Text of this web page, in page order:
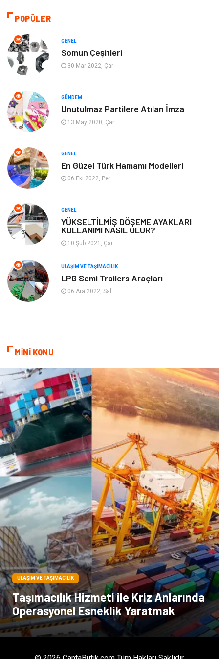
Giyim
Eğitim & Kariyer
Alışveriş
Organizasyon Mobilya
Tatil Finans & Ekonomi
Turizm
Aksesuar
Plastik
Ambalaj Eğlence
Pazarlama
Bilişim televizyon
Bebek Giyim Dernekler ve Birlikler
çiçek İnternet
Tarım & Hayvancılık Endüstriyel Ürünler
POPÜLER
GENEL
Somun Çeşitleri
30 Mar 2022, Çar
GÜNDEM
Unutulmaz Partilere Atılan İmza
13 May 2020, Çar
GENEL
En Güzel Türk Hamamı Modelleri
06 Eki 2022, Per
GENEL
YÜKSELTİLMİŞ DÖŞEME AYAKLARI
KULLANIMI NASIL OLUR?
10 Şub 2021, Çar
ULAŞIM VE TAŞIMACILIK
LPG Semi Trailers Araçları
06 Ara 2022, Sal
MİNİ KONU
ULAŞIM VE TAŞIMACILIK
Taşımacılık Hizmeti ile Kriz Anlarında
Operasyonel Esneklik Yaratmak